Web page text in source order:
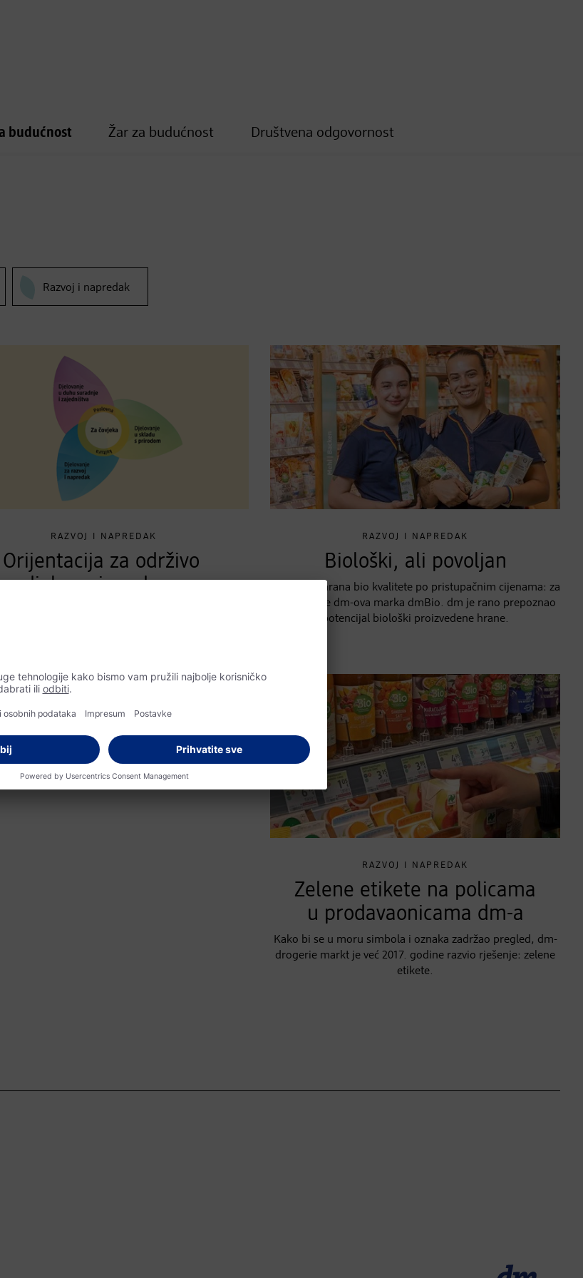
budućnost Žar za budućnost Društvena odgovornost
Razvoj i napredak
RAZVOJ I NAPREDAK
Orijentacija za održivo
djelovanje u dm-u
RAZVOJ I NAPREDAK
Biološki, ali povoljan
Kvalitetna hrana bio kvalitete po pristupačnim cijenama: za
to se zalaže dm-ova marka dmBio. dm je rano prepoznao
potencijal biološki proizvedene hrane.
RAZVOJ I NAPREDAK
Zelene etikete na policama
u prodavaonicama dm-a
Kako bi se u moru simbola i oznaka zadržao pregled, dm-
drogerie markt je već 2017. godine razvio rješenje: zelene
etikete.